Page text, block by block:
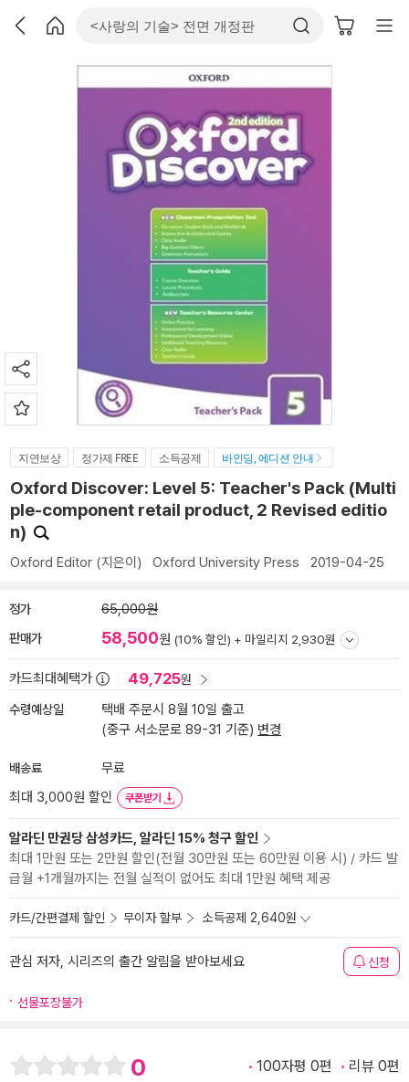
지연보상 정가제 FREE 소득공제 바인딩, 에디션 안내
Oxford Discover: Level 5: Teacher's Pack (Multi
ple-component retail product, 2 Revised editio
n)
Oxford Editor (지은이) Oxford University Press 2019-04-25
정가 65,000원
판매가 58,500원 (10% 할인) + 마일리지 2,930원
카드최대혜택가 49,725원
수령예상일
택배 주문시 8월 10일 출고
(중구 서소문로 89-31 기준) 변경
배송료
무료
최대 3,000원 할인
쿠폰받기
알라딘 만권당 삼성카드, 알라딘 15% 청구 할인
최대 1만원 또는 2만원 할인(전월 30만원 또는 60만원 이용 시) / 카드 발
급월 +1개월까지는 전월 실적이 없어도 최대 1만원 혜택 제공
카드/간편결제 할인 무이자 할부 소득공제 2,640원
관심 저자, 시리즈의 출간 알림을 받아보세요 신청
선물포장불가
0 100자평 0편 리뷰 0편